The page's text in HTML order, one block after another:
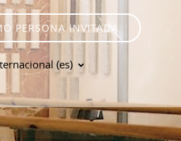
PERSONA INVITADA
‎(es)‎